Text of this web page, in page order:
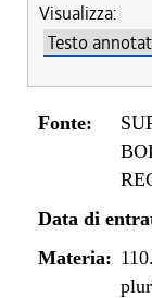
Visualizza:
Fonte:
Data di
Materia: